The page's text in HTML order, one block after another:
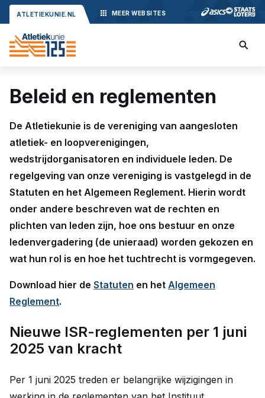
ATLETIEKUNIE.NL MEER WEBSITES
Beleid en reglementen
De Atletiekunie is de vereniging van aangesloten
atletiek- en loopverenigingen,
wedstrijdorganisatoren en individuele leden. De
regelgeving van onze vereniging is vastgelegd in de
Statuten en het Algemeen Reglement. Hierin wordt
onder andere beschreven wat de rechten en
plichten van leden zijn, hoe ons bestuur en onze
ledenvergadering (de unieraad) worden gekozen en
wat hun rol is en hoe het tuchtrecht is vormgegeven.
Download hier de Statuten en het Algemeen
Reglement.
Nieuwe ISR-reglementen per 1 juni
2025 van kracht
Per 1 juni 2025 treden er belangrijke wijzigingen in